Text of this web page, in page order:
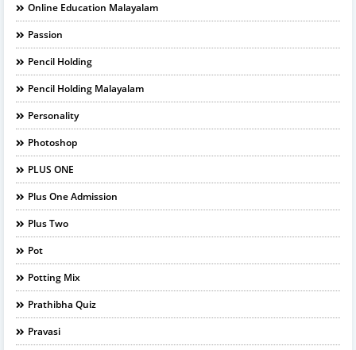
Online Education Malayalam
Passion
Pencil Holding
Pencil Holding Malayalam
Personality
Photoshop
PLUS ONE
Plus One Admission
Plus Two
Pot
Potting Mix
Prathibha Quiz
Pravasi